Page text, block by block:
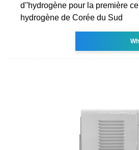
d''hydrogène pour la première
hydrogène de Corée du Sud